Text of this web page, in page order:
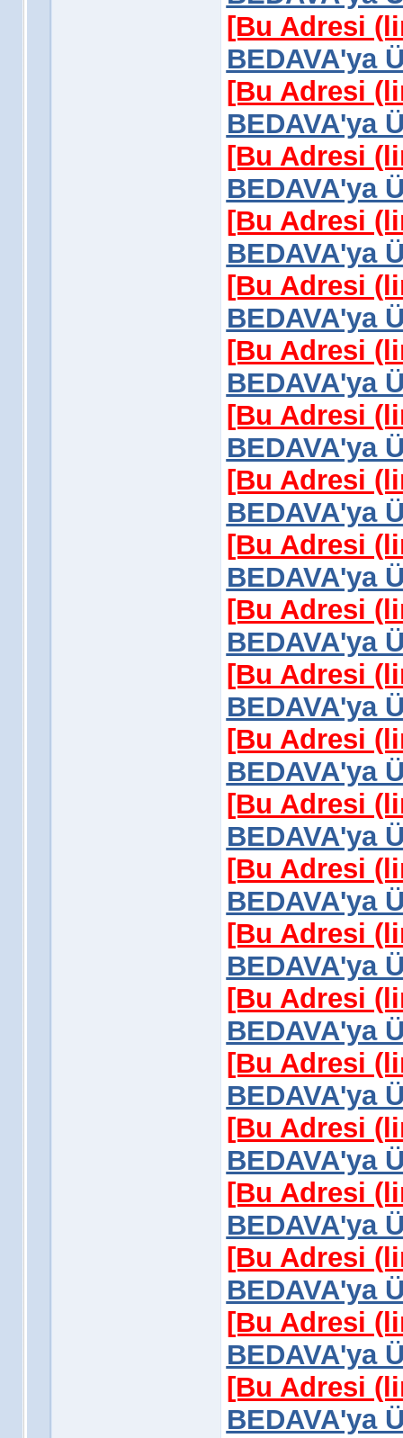
[Bu Adresi
BEDAVA'ya
[Bu Adresi
BEDAVA'ya
[Bu Adresi
BEDAVA'ya
[Bu Adresi
BEDAVA'ya
[Bu Adresi
BEDAVA'ya
[Bu Adresi
BEDAVA'ya
[Bu Adresi
BEDAVA'ya
[Bu Adresi
BEDAVA'ya
[Bu Adresi
BEDAVA'ya
[Bu Adresi
BEDAVA'ya
[Bu Adresi
BEDAVA'ya
[Bu Adresi
BEDAVA'ya
[Bu Adresi
BEDAVA'ya
[Bu Adresi
BEDAVA'ya
[Bu Adresi
BEDAVA'ya
[Bu Adresi
BEDAVA'ya
[Bu Adresi
BEDAVA'ya
[Bu Adresi
BEDAVA'ya
[Bu Adresi
BEDAVA'ya
[Bu Adresi
BEDAVA'ya
[Bu Adresi
BEDAVA'ya
[Bu Adresi
BEDAVA'ya